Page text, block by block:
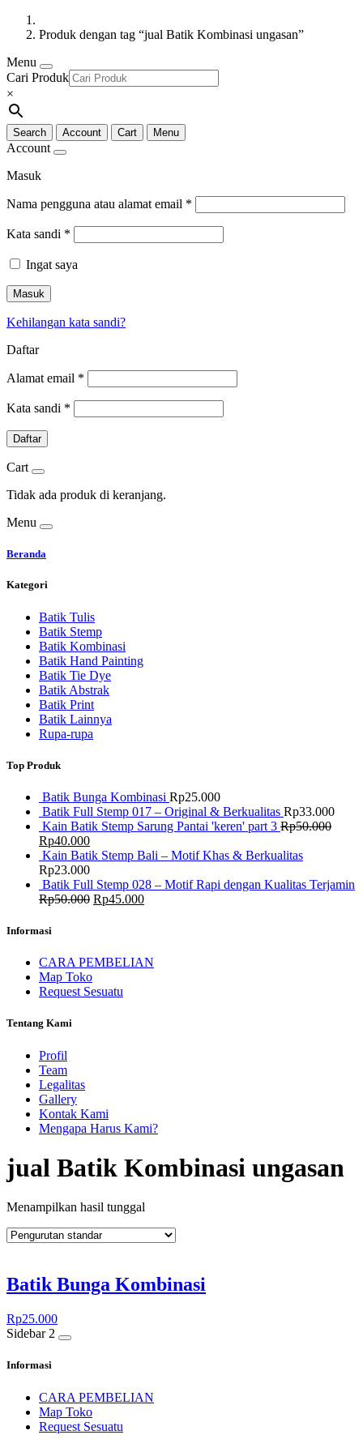
Produk dengan tag “jual Batik Kombinasi ungasan”
Menu
Cari Produk
×
Search Account Cart Menu
Account
Masuk
Nama pengguna atau alamat email *
Kata sandi *
Ingat saya
Masuk
Kehilangan kata sandi?
Daftar
Alamat email *
Kata sandi *
Daftar
Cart
Tidak ada produk di keranjang.
Menu
Beranda
Kategori
Batik Tulis
Batik Stemp
Batik Kombinasi
Batik Hand Painting
Batik Tie Dye
Batik Abstrak
Batik Print
Batik Lainnya
Rupa-rupa
Top Produk
Batik Bunga Kombinasi Rp25.000
Batik Full Stemp 017 – Original & Berkualitas Rp33.000
Kain Batik Stemp Sarung Pantai 'keren' part 3 Rp50.000
Harga
aslinya
adalah:
Rp50.000.
Rp40.000Harga
saat
ini
adalah:
Rp40.000.
Kain Batik Stemp Bali – Motif Khas & Berkualitas
Rp23.000
Batik Full Stemp 028 – Motif Rapi dengan Kualitas Terjamin
Rp50.000 Harga
Rp45.000Harga
Rp45.000.
Informasi
CARA PEMBELIAN
Map Toko
Request Sesuatu
Tentang Kami
Profil
Team
Legalitas
Gallery
Kontak Kami
Mengapa Harus Kami?
jual Batik Kombinasi ungasan
Menampilkan hasil tunggal
Batik Bunga Kombinasi
Rp25.000
Sidebar 2
Informasi
CARA PEMBELIAN
Map Toko
Request Sesuatu